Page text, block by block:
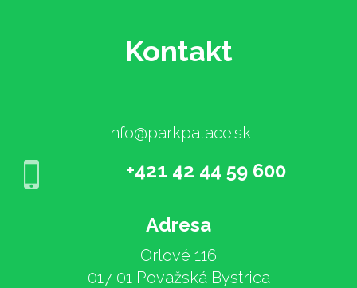
Kontakt
info@parkpalace.sk
+421 42 44 59 600
Adresa
Orlové 116
017 01 Považská Bystrica